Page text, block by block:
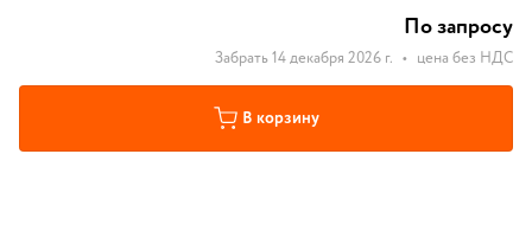
По запросу
Забрать 14 декабря 2026 г. • цена без НДС
В корзину